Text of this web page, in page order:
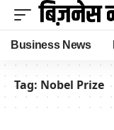
Business News
Tag: Nobel Prize